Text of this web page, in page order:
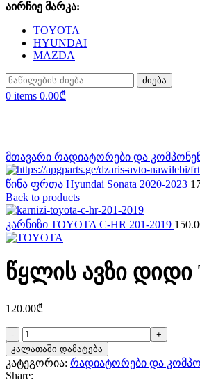
აირჩიე მარკა:
TOYOTA
HYUNDAI
MAZDA
ძიება
0 items 0.00₾
მთავარი რადიატორები და
წინა ფრთა Hyundai Sonata 2020-2023
Back to products
კარნიზი TOYOTA C-HR 201-2019
წყლის ავზი დიდი
120.00₾
რაოდენობა:
წყლის
ავზი
დიდი
კალათაში დამატება
კატეგორია: რადიატორები და
Share: